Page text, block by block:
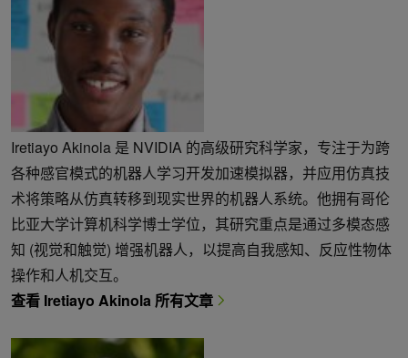
Iretiayo Akinola 是 NVIDIA 的高级研究科学家，专注于为跨
各种感官模式的机器人学习开发加速模拟器，并应用仿真技
术将策略从仿真转移到现实世界的机器人系统。他拥有哥伦
比亚大学计算机科学博士学位，其研究重点是通过多模态感
知 (视觉和触觉) 增强机器人，以提高自我感知、反应性物体
操作和人机交互。
查看 Iretiayo Akinola 所有文章